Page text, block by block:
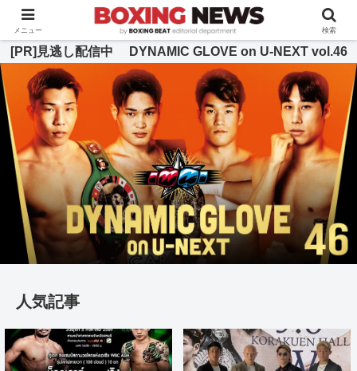
BOXING BEAT [ボクシング・ビート] 公式サイト
[PR]見逃し配信中 DYNAMIC GLOVE on U-NEXT vol.46
人気記事
メニュー 検索